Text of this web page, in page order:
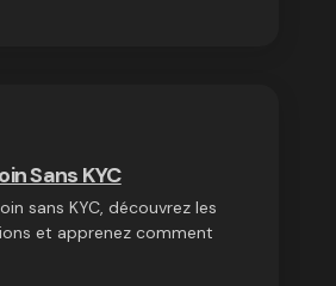
Sans KYC
sans KYC, découvrez les
et apprenez comment